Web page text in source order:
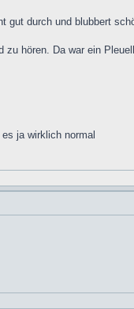
gut durch und blubbert
hören. Da war ein
ja wirklich normal